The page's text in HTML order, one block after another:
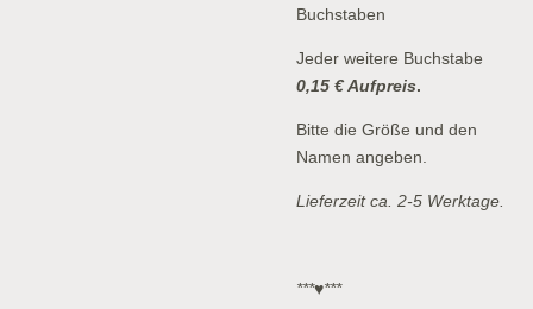
Buchstaben
Jeder weitere Buchstabe
0,15 € Aufpreis.
Bitte die Größe und den
Namen angeben.
Lieferzeit ca. 2-5 Werktage.
***♥***